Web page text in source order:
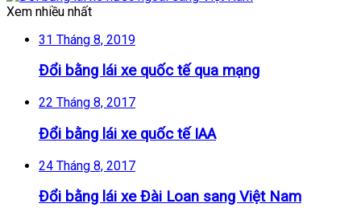
Xem nhiều nhất
31 Tháng 8, 2019
Đổi bằng lái xe quốc tế qua mạng
22 Tháng 8, 2017
Đổi bằng lái xe quốc tế IAA
24 Tháng 8, 2017
Đổi bằng lái xe Đài Loan sang Việt Nam